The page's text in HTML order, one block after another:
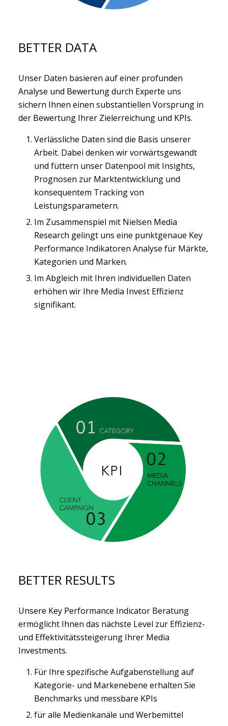
BETTER DATA
Unser Daten basieren auf einer profunden
Analyse und Bewertung durch Experte uns
sichern Ihnen einen substantiellen Vorsprung in
der Bewertung Ihrer Zielerreichung und KPIs.
Verlässliche Daten sind die Basis unserer
Arbeit. Dabei denken wir vorwärtsgewandt
und füttern unser Datenpool mit Insights,
Prognosen zur Marktentwicklung und
konsequentem Tracking von
Leistungsparametern.
Im Zusammenspiel mit Nielsen Media
Research gelingt uns eine punktgenaue Key
Performance Indikatoren Analyse für Märkte,
Kategorien und Marken.
Im Abgleich mit Ihren individuellen Daten
erhöhen wir Ihre Media Invest Effizienz
signifikant.
BETTER RESULTS
Unsere Key Performance Indicator Beratung
ermöglicht Ihnen das nächste Level zur Effizienz-
und Effektivitätssteigerung Ihrer Media
Investments.
Für Ihre spezifische Aufgabenstellung auf
Kategorie- und Markenebene erhalten Sie
Benchmarks und messbare KPIs
für alle Medienkanäle und Werbemittel